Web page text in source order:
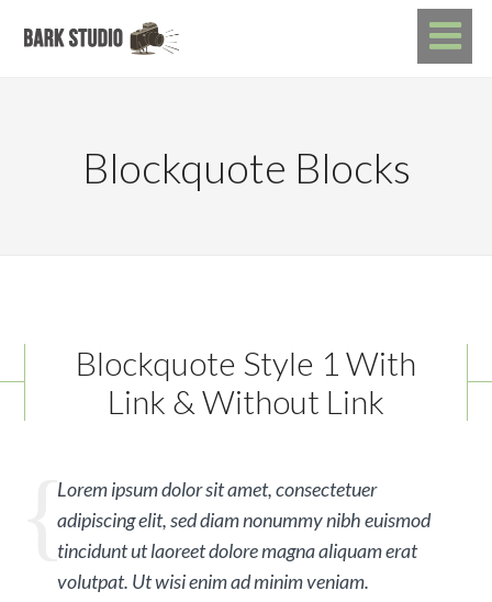
Blockquote Blocks
Blockquote Style 1 With
Link & Without Link
Lorem ipsum dolor sit amet, consectetuer
adipiscing elit, sed diam nonummy nibh euismod
tincidunt ut laoreet dolore magna aliquam erat
volutpat. Ut wisi enim ad minim veniam.